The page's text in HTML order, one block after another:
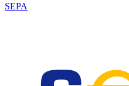
SEPA